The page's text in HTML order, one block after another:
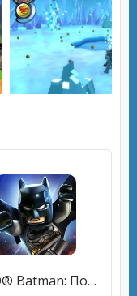
LEGO® Batman: Покидая Готэм